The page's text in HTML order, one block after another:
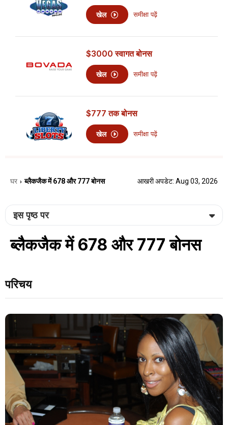
खेल समीक्षा पढ़ें
$3000 स्वागत बोनस
खेल समीक्षा पढ़ें
$777 तक बोनस
खेल समीक्षा पढ़ें
घर › ब्लैकजैक में 678 और 777 बोनस आखरी अपडेट: Aug 03, 2026
इस पृष्ठ पर
ब्लैकजैक में 678 और 777 बोनस
परिचय